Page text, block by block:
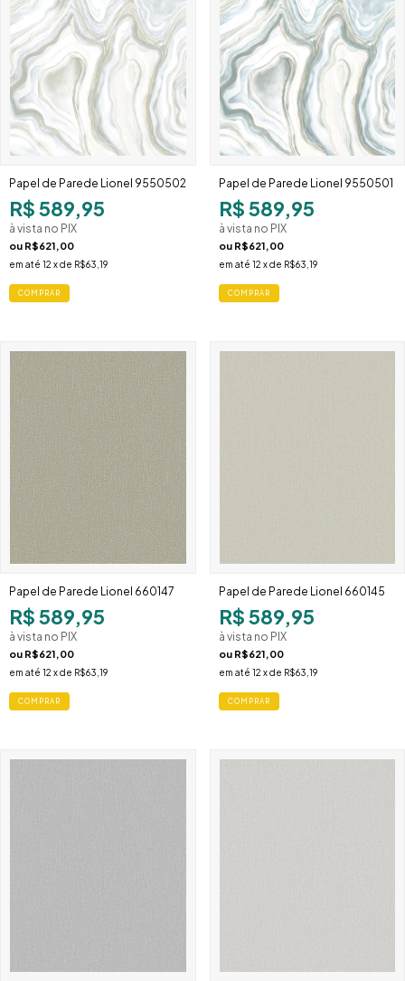
Papel de Parede Lionel 9550502
R$ 589,95
à vista no PIX
ou R$621,00
em até 12 x de R$63,19
Papel de Parede Lionel 9550501
R$ 589,95
à vista no PIX
ou R$621,00
em até 12 x de R$63,19
Papel de Parede Lionel 660147
R$ 589,95
à vista no PIX
ou R$621,00
em até 12 x de R$63,19
Papel de Parede Lionel 660145
R$ 589,95
à vista no PIX
ou R$621,00
em até 12 x de R$63,19